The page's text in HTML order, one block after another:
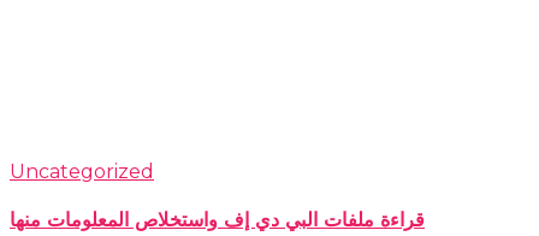
Uncategorized
قراءة ملفات البي دي إف واستخلاص المعلومات منها